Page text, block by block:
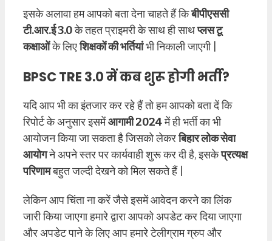
इसके अलावा हम आपको बता देना चाहते हैं किबीपीएससी
टी.आर.ई 3.0के तहत प्राइमरी के साथ ही साथप्लस टू
कक्षाओंके लिएशिक्षकों की भर्तियांभी निकाली जाएगी |
BPSC TRE 3.0 में कब शुरू होगी भर्ती?
यदि आप भी का इंतजार कर रहे हैं तो हम आपको बता दें कि
रिपोर्ट के अनुसार इसमेंआगामी 2024में ही भर्ती का भी
आयोजन किया जा सकता है जिसको लेकरबिहार लोक सेवा
आयोगने अपने स्तर पर कार्यवाही शुरू कर दी है, इसकेप्रत्यक्ष
परिणामबहुत जल्दी देखने को मिल सकते हैं |
लेकिन आप चिंता ना करें जैसे इसमें आवेदन करने का लिंक
जारी किया जाएगा हमारे द्वारा आपको अपडेट कर दिया जाएगा
और अपडेट पाने के लिए आप हमारे टेलीग्राम ग्रुप और